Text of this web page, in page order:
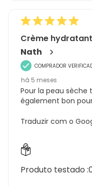
Crème
Nath
COMPRADOR
há 5 meses
Pour la peau sèche
également bon
Traduzir com o
Produto testado :